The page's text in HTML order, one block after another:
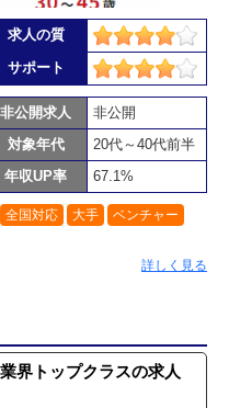
求人の質
サポート
非公開求人
非公開
対象年代
20代～40代前半
年収UP率 67.1%
全国対応 大手
ベンチャー
詳しく見る
界トップクラスの求人